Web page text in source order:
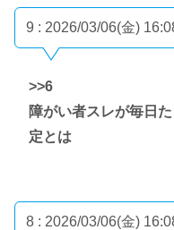
9 : 2026/03/06(金)
>>6
障がい者スレが毎日
定とは
8 : 2026/03/06(金)